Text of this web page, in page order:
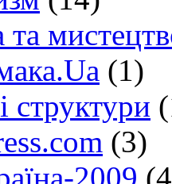
та
(1)
структури
(3)
2009